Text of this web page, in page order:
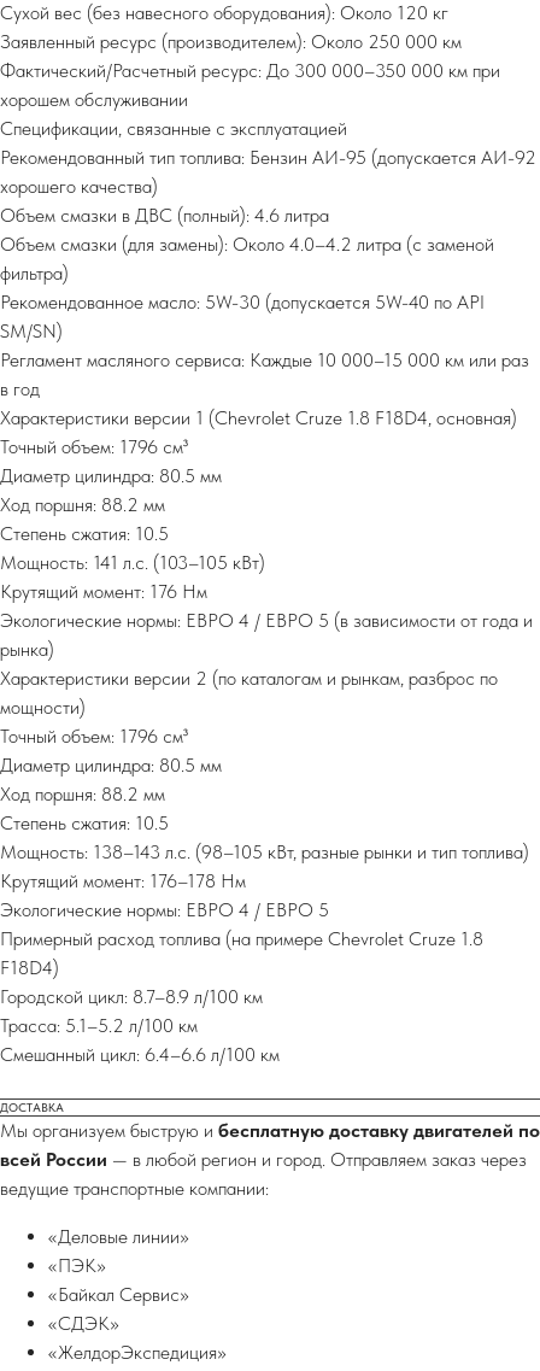
Сухой вес (без навесного оборудования): Около 120 кг
Заявленный ресурс (производителем): Около 250 000 км
Фактический/Расчетный ресурс: До 300 000–350 000 км при
хорошем обслуживании
Спецификации, связанные с эксплуатацией
Рекомендованный тип топлива: Бензин АИ-95 (допускается АИ-92
хорошего качества)
Объем смазки в ДВС (полный): 4.6 литра
Объем смазки (для замены): Около 4.0–4.2 литра (с заменой
фильтра)
Рекомендованное масло: 5W-30 (допускается 5W-40 по API
SM/SN)
Регламент масляного сервиса: Каждые 10 000–15 000 км или раз
в год
Характеристики версии 1 (Chevrolet Cruze 1.8 F18D4, основная)
Точный объем: 1796 см³
Диаметр цилиндра: 80.5 мм
Ход поршня: 88.2 мм
Степень сжатия: 10.5
Мощность: 141 л.с. (103–105 кВт)
Крутящий момент: 176 Нм
Экологические нормы: ЕВРО 4 / ЕВРО 5 (в зависимости от года и
рынка)
Характеристики версии 2 (по каталогам и рынкам, разброс по
мощности)
Точный объем: 1796 см³
Диаметр цилиндра: 80.5 мм
Ход поршня: 88.2 мм
Степень сжатия: 10.5
Мощность: 138–143 л.с. (98–105 кВт, разные рынки и тип топлива)
Крутящий момент: 176–178 Нм
Экологические нормы: ЕВРО 4 / ЕВРО 5
Примерный расход топлива (на примере Chevrolet Cruze 1.8
F18D4)
Городской цикл: 8.7–8.9 л/100 км
Трасса: 5.1–5.2 л/100 км
Смешанный цикл: 6.4–6.6 л/100 км
ДОСТАВКА
Мы организуем быструю и бесплатную доставку двигателей по
всей России — в любой регион и город. Отправляем заказ через
ведущие транспортные компании:
«Деловые линии»
«ПЭК»
«Байкал Сервис»
«СДЭК»
«ЖелдорЭкспедиция»